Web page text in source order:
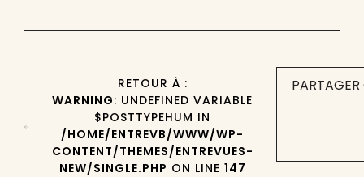
RETOUR À :
WARNING: UNDEFINED VARIABLE
$POSTTYPEHUM IN
/HOME/ENTREVB/WWW/WP-
CONTENT/THEMES/ENTREVUES-
NEW/SINGLE.PHP ON LINE 147